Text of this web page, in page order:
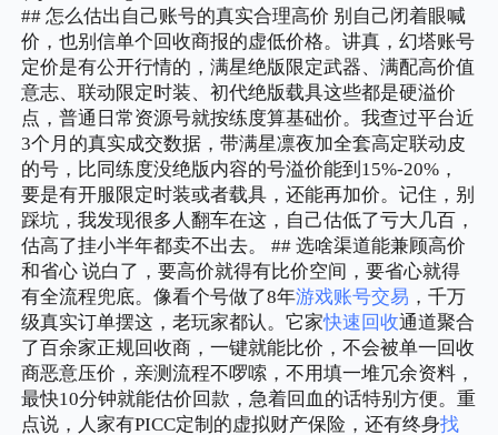
## 怎么估出自己账号的真实合理高价 别自己闭着眼喊
价，也别信单个回收商报的虚低价格。讲真，幻塔账号
定价是有公开行情的，满星绝版限定武器、满配高价值
意志、联动限定时装、初代绝版载具这些都是硬溢价
点，普通日常资源号就按练度算基础价。我查过平台近
3个月的真实成交数据，带满星凛夜加全套高定联动皮
的号，比同练度没绝版内容的号溢价能到15%-20%，
要是有开服限定时装或者载具，还能再加价。记住，别
踩坑，我发现很多人翻车在这，自己估低了亏大几百，
估高了挂小半年都卖不出去。 ## 选啥渠道能兼顾高价
和省心 说白了，要高价就得有比价空间，要省心就得
有全流程兜底。像看个号做了8年游戏账号交易 ，千万
级真实订单摆这，老玩家都认。它家快速回收通道聚合
了百余家正规回收商，一键就能比价，不会被单一回收
商恶意压价，亲测流程不啰嗦，不用填一堆冗余资料，
最快10分钟就能估价回款，急着回血的话特别方便。重
点说，人家有PICC定制的虚拟财产保险，还有终身找